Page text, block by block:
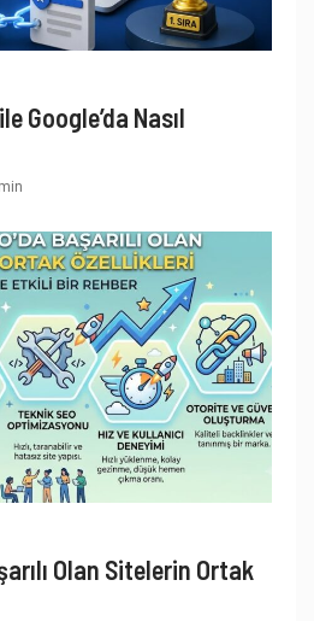
Google’da Nasıl
Olan Sitelerin Ortak